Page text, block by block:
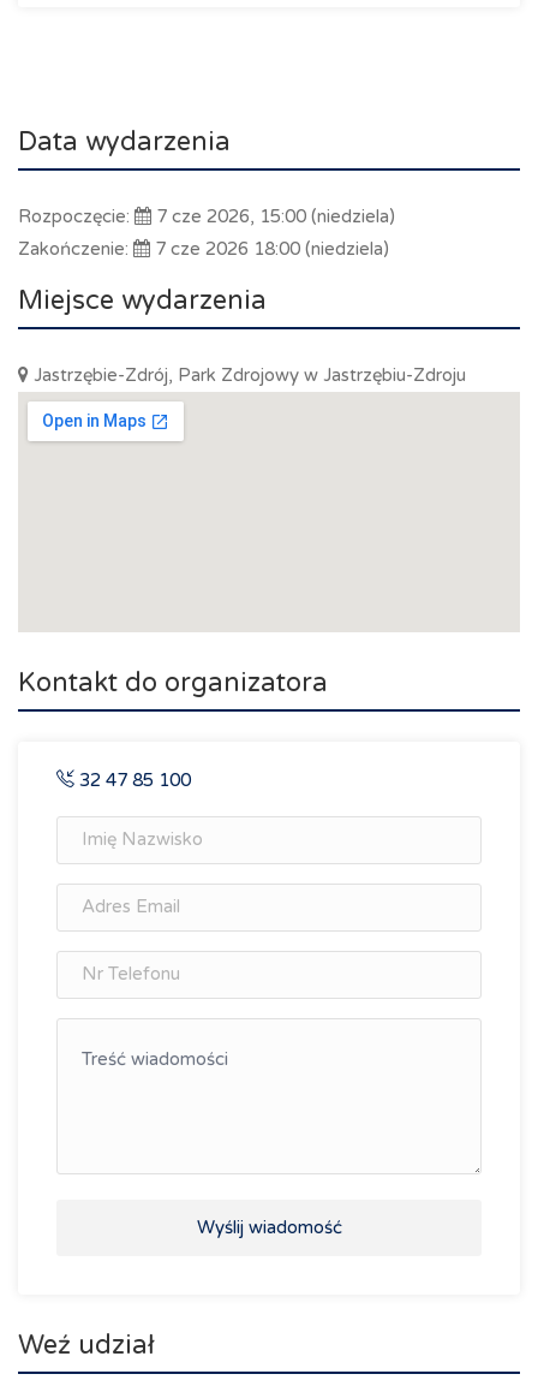
Data wydarzenia
Rozpoczęcie:
7 cze 2026, 15:00 (niedziela)
Zakończenie:
7 cze 2026 18:00 (niedziela)
Miejsce wydarzenia
Jastrzębie-Zdrój, Park Zdrojowy w Jastrzębiu-Zdroju
Kontakt do organizatora
32 47 85 100
Wyślij wiadomość
Weź udział